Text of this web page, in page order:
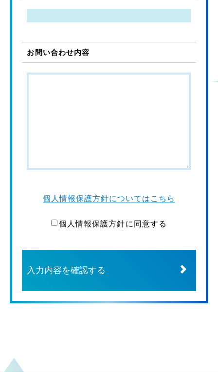
お問い合わせ内容
個人情報保護方針についてはこちら
個人情報保護方針に同意する